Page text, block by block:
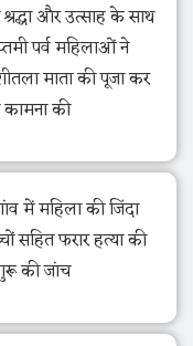
और उत्साह के साथ
पर्व महिलाओं ने
माता की पूजा कर
कामना की
में महिला की जिंदा
सहित फरार हत्या की
की जांच